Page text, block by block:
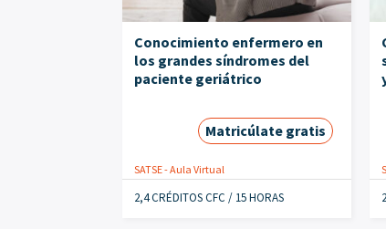
Conocimiento enfermero en
los grandes síndromes del
paciente geriátrico
Matricúlate gratis
SATSE - Aula Virtual
2,4 CRÉDITOS CFC / 15 HORAS